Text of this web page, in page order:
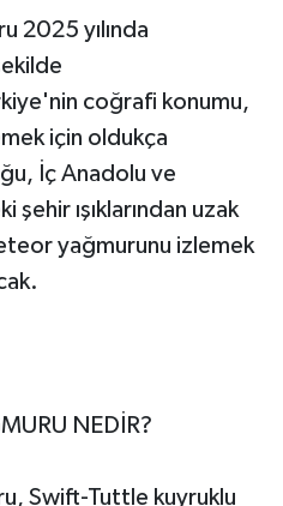
2025 yılında
coğrafi konumu,
için oldukça
İç Anadolu ve
ışıklarından uzak
yağmurunu izlemek
NEDİR?
Swift-Tuttle kuyruklu